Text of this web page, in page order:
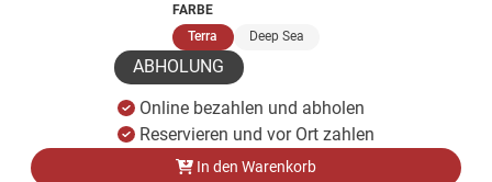
FARBE
Terra (ausgewählt)
Deep Sea
ABHOLUNG
Online bezahlen und abholen
Reservieren und vor Ort zahlen
In den Warenkorb